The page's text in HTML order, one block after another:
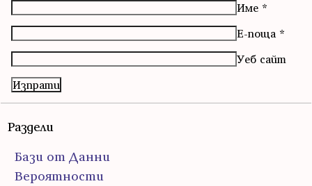
Име *
Е-поща *
Уеб сайт
Раздели
Бази от Данни
Вероятности